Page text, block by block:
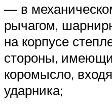
— в
рычагом,
на корпусе
стороны,
коромысло,
ударника;